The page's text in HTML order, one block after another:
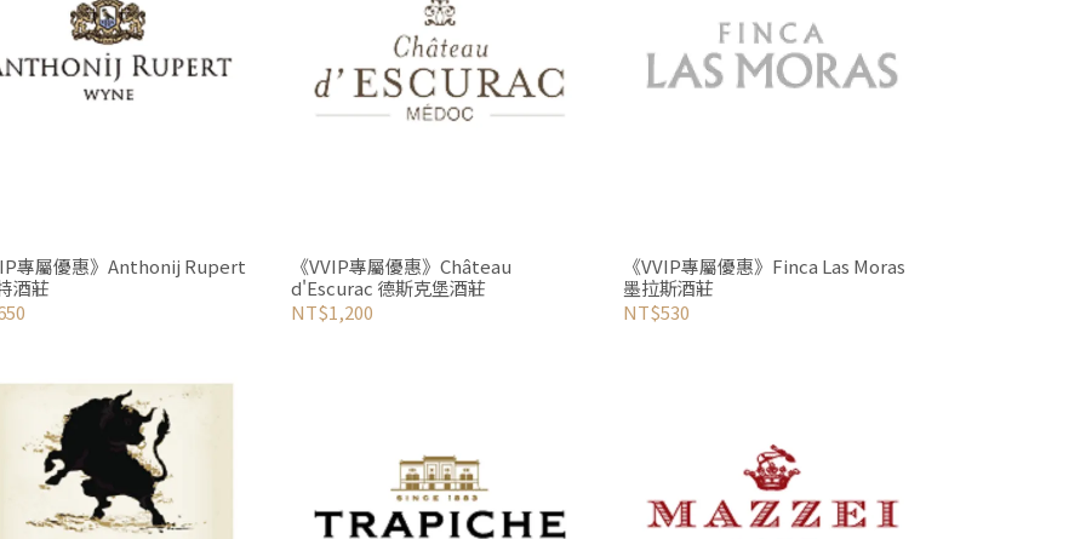
專屬優惠》Anthonij Rupert
酒莊
《VVIP專屬優惠》Château
d'Escurac 德斯克堡酒莊
NT$1,200
《VVIP專屬優惠》Finca Las Moras
墨拉斯酒莊
NT$530